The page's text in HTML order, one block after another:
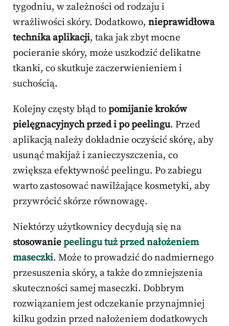
tygodniu, w zależności od rodzaju i
wrażliwości skóry. Dodatkowo, nieprawidłowa
technika aplikacji, taka jak zbyt mocne
pocieranie skóry, może uszkodzić delikatne
tkanki, co skutkuje zaczerwienieniem i
suchością.
Kolejny częsty błąd topomijanie kroków
pielęgnacyjnych przed i po peelingu. Przed
aplikacją należy dokładnie oczyścić skórę, aby
usunąć makijaż i zanieczyszczenia, co
zwiększa efektywność peelingu. Po zabiegu
warto zastosować nawilżające kosmetyki, aby
przywrócić skórze równowagę.
Niektórzy użytkownicy decydują się na
stosowaniepeelingu tuż przed nałożeniem
maseczki. Może to prowadzić do nadmiernego
przesuszenia skóry, a także do zmniejszenia
skuteczności samej maseczki. Dobbrym
rozwiązaniem jest odczekanie przynajmniej
kilku godzin przed nałożeniem dodatkowych